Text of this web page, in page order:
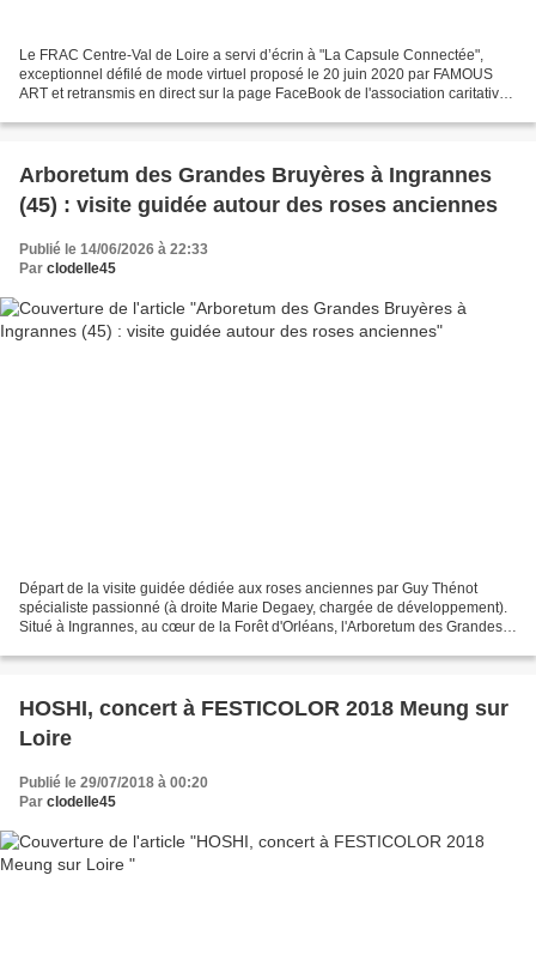
Le FRAC Centre-Val de Loire a servi d’écrin à "La Capsule Connectée",
exceptionnel défilé de mode virtuel proposé le 20 juin 2020 par FAMOUS
ART et retransmis en direct sur la page FaceBook de l'association caritative
Arboretum des Grandes Bruyères à Ingrannes
(45) : visite guidée autour des roses anciennes
Publié le 14/06/2026 à 22:33
Par clodelle45
Départ de la visite guidée dédiée aux roses anciennes par Guy Thénot
spécialiste passionné (à droite Marie Degaey, chargée de développement).
Situé à Ingrannes, au cœur de la Forêt d'Orléans, l'Arboretum des Grandes
HOSHI, concert à FESTICOLOR 2018 Meung sur
Loire
Publié le 29/07/2018 à 00:20
Par clodelle45